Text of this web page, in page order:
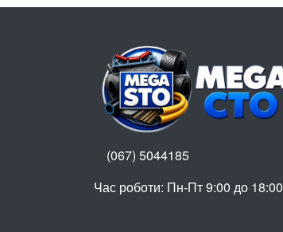
(067) 5044185
Час роботи: Пн-Пт 9:00 до 18:00